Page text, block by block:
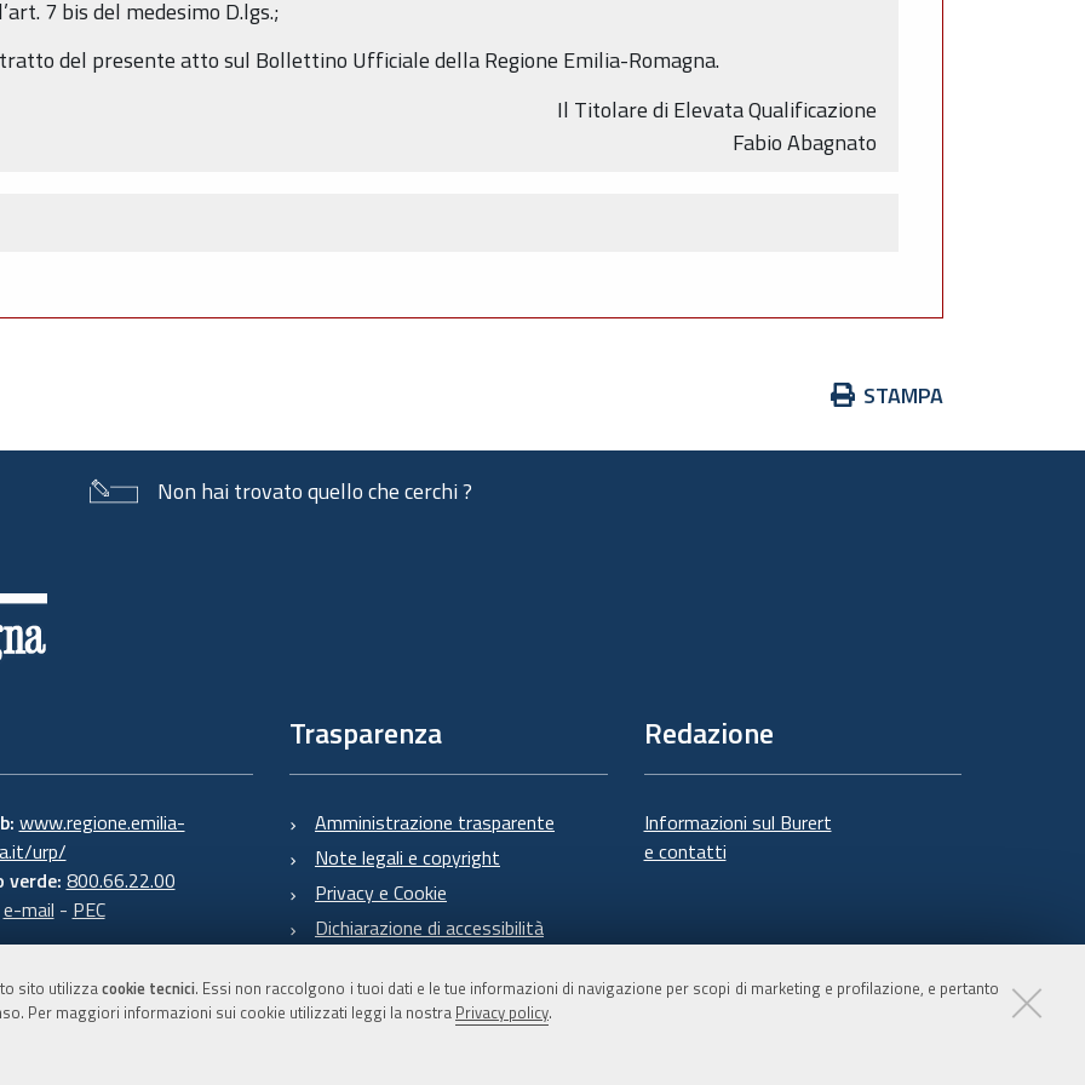
sito utilizzacookie tecnici. Essi non raccolgono i tuoi dati e le tue informazioni di navigazione per scopi di marketing e profilazione, e pertanto
Per maggiori informazioni sui cookie utilizzati leggi la nostra Privacy policy.
7 bis del medesimo D.lgs.;
del presente atto sul Bollettino Ufficiale della Regione Emilia-Romagna.
Il Titolare di Elevata Qualificazione
Fabio Abagnato
Azioni
documento
STAMPA
Non hai trovato quello che cerchi ?
www.regione.emilia-
urp/
verde: 800.66.22.00
e-mail - PEC
Trasparenza
Amministrazione trasparente
Note legali e copyright
Privacy e Cookie
Dichiarazione di accessibilità
Redazione
Informazioni sul Burert
e contatti